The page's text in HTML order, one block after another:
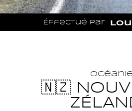
Éffectué par
🇳🇿